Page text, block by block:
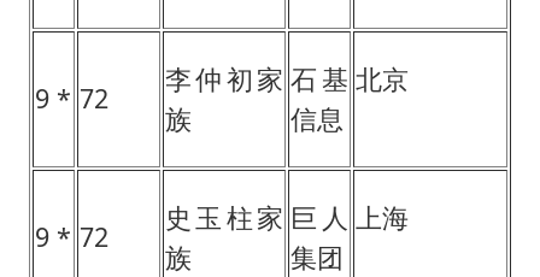
9 * 72
李仲初家
族
石基
信息
北京
9 * 72
史玉柱家
族
巨人
集团
上海